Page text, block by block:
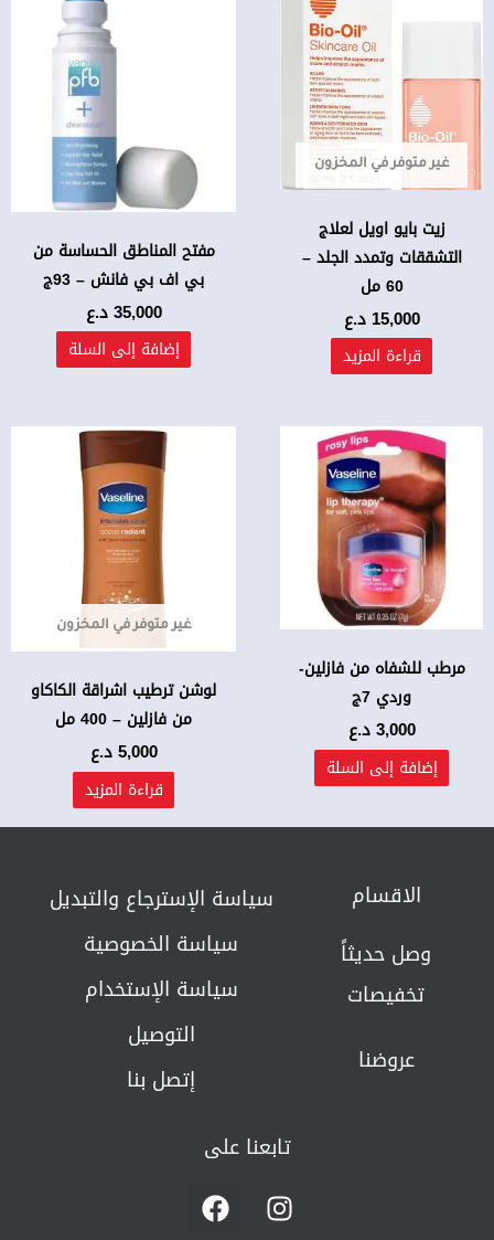
غير متوفر في المخزون
زيت بايو اويل لعلاج
التشققات وتمدد الجلد –
60 مل
15,000 د.ع
قراءة المزيد
مفتح المناطق الحساسة من
بي اف بي فانش – 93ج
35,000د.ع
إضافة إلى السلة
مرطب للشفاه من فازلين-
وردي 7ج
3,000د.ع
إضافة إلى السلة
غير متوفر في المخزون
لوشن ترطيب اشراقة الكاكاو
من فازلين – 400 مل
5,000د.ع
قراءة المزيد
الاقسام
وصل حديثاً
تخفيصات
عروضنا
سياسة الإسترجاع والتبديل​
سياسة الخصوصية
سياسة الإستخدام
التوصيل
إتصل بنا
تابعنا على
I
n
F
a